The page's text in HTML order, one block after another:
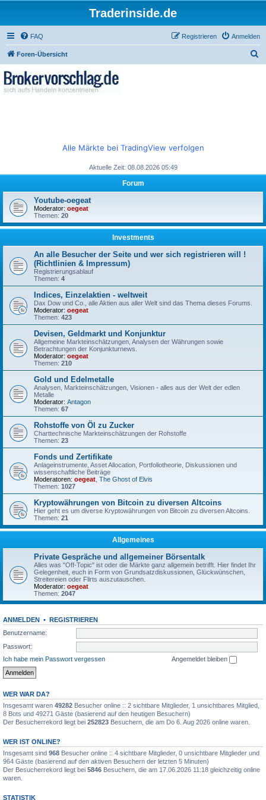
Traderinside.de
FAQ Anmelden
Registrieren
Foren-Übersicht
Alle Märkte bei TradingView verfolgen
Aktuelle Zeit: 08.08.2026 05:49
Forum
Youtube-oegeat
Moderator: oegeat
Themen: 20
Investments
An alle Besucher der Seite und wer sich registrieren will !
(Richtlinien & Impressum)
Registrierungsablauf
Themen: 4
Indices, Einzelaktien - weltweit
Dax Dow und Co., alle Aktien aus aller Welt sind das Thema dieses Forums.
Moderator: oegeat
Themen: 423
Devisen, Geldmarkt und Konjunktur
Allgemeine Markteinschätzungen, Analysen der Währungen sowie
Betrachtungen der Konjunkturnews.
Moderator: oegeat
Themen: 210
Gold und Edelmetalle
Analysen, Markteinschätzungen, Visionen - alles aus der Welt der edlen
Metalle
Moderator: Antagon
Themen: 67
Rohstoffe von Öl zu Zucker
Charttechnische Markteinschätzungen der Rohstoffe
Themen: 23
Fonds und Zertifikate
Anlageinstrumente, Asset Allocation, Portfoliotheorie, Diskussionen und
wissenschaftliche Beiträge
Moderatoren: oegeat The Ghost of Elvis
Themen: 1027
Kryptowährungen von Bitcoin zu diversen Altcoins
Hier geht es um diverse Kryptowährungen von Bitcoin zu diversen Altcoins.
Themen: 21
Allgemeines
Private Gespräche und allgemeiner Börsentalk
Alles was "Off-Topic" ist oder die Märkte ganz allgemein betrifft. Hier findet Ihr
Gelegenheit, euch in Form von Grundsatzdiskussionen, Glückwünschen,
Streitereien oder Flirts auszutauschen.
Moderator: oegeat
Themen: 2047
ANMELDEN • REGISTRIEREN
Benutzername:
Passwort:
Ich habe mein Passwort vergessen
Angemeldet bleiben
WER WAR DA?
Insgesamt waren 49282 Besucher online :: 2 sichtbare Mitglieder, 1 unsichtbares Mitglied,
8 Bots und 49271 Gäste (basierend auf den heutigen Besuchern)
Der Besucherrekord liegt bei 252823 Besuchern, die am Do 6. Aug 2026 online waren.
WER IST ONLINE?
Insgesamt sind 968 Besucher online :: 4 sichtbare Mitglieder, 0 unsichtbare Mitglieder und
964 Gäste (basierend auf den aktiven Besuchern der letzten 5 Minuten)
Der Besucherrekord liegt bei 5846 Besuchern, die am 17.06.2026 11:18 gleichzeitig online
waren.
STATISTIK